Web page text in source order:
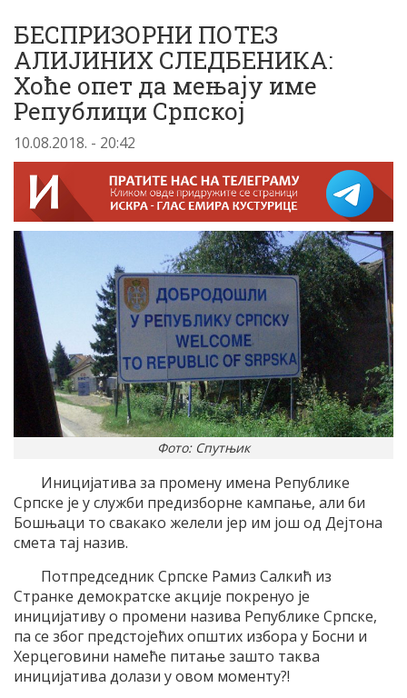
БЕСПРИЗОРНИ ПОТЕЗ
АЛИЈИНИХ СЛЕДБЕНИКА:
Хоће опет да мењају име
Републици Српској
10.08.2018. - 20:42
Фото: Спутњик
Иницијатива за промену имена Републике
Српске је у служби предизборне кампање, али би
Бошњаци то свакако желели јер им још од Дејтона
смета тај назив.
Потпредседник Српске Рамиз Салкић из
Странке демократске акције покренуо је
иницијативу о промени назива Републике Српске,
па се због предстојећих општих избора у Босни и
Херцеговини намеће питање зашто таква
иницијатива долази у овом моменту?!